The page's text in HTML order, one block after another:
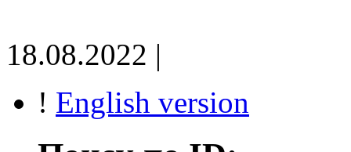
18.08.2022 |
! English version